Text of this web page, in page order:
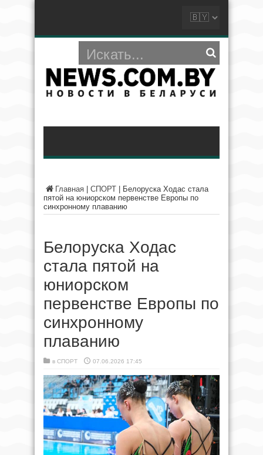
Главная СПОРТ
Белоруска Ходас стала
пятой на юниорском первенстве Европы по
синхронному плаванию
Белоруска Ходас
стала пятой на
юниорском
первенстве Европы по
синхронному
плаванию
в СПОРТ 07.06.2026 17:45